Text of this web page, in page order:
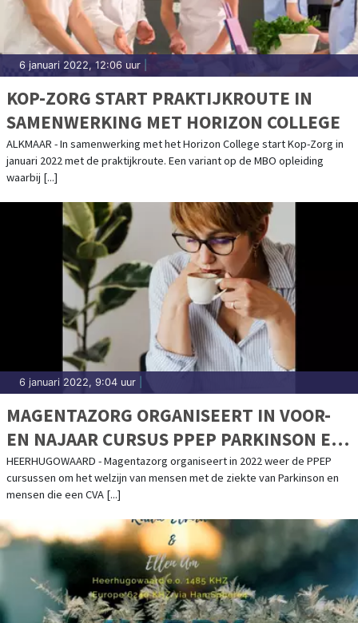
6 januari 2022, 12:06 uur
KOP-ZORG START PRAKTIJKROUTE IN
SAMENWERKING MET HORIZON COLLEGE
ALKMAAR - In samenwerking met het Horizon College start Kop-Zorg in
januari 2022 met de praktijkroute. Een variant op de MBO opleiding
waarbij [...]
6 januari 2022, 9:04 uur
MAGENTAZORG ORGANISEERT IN VOOR-
EN NAJAAR CURSUS PPEP PARKINSON EN
CURSUS PPEP CVA
HEERHUGOWAARD - Magentazorg organiseert in 2022 weer de PPEP
cursussen om het welzijn van mensen met de ziekte van Parkinson en
mensen die een CVA [...]